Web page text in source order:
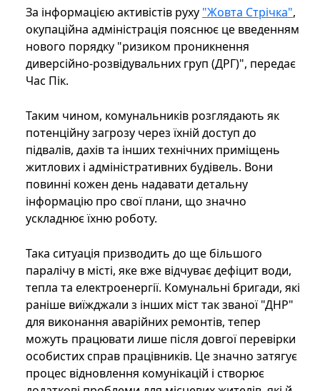
За інформацією активістів руху "Жовта Стрічка",
окупаційна адміністрація пояснює це введенням
нового порядку "ризиком проникнення
диверсійно-розвідувальних груп (ДРГ)", передає
Час Пік.
Таким чином, комунальників розглядають як
потенційну загрозу через їхній доступ до
підвалів, дахів та інших технічних приміщень
житлових і адміністративних будівель. Вони
повинні кожен день надавати детальну
інформацію про свої плани, що значно
ускладнює їхню роботу.
Така ситуація призводить до ще більшого
паралічу в місті, яке вже відчуває дефіцит води,
тепла та електроенергії. Комунальні бригади, які
раніше виїжджали з інших міст так званої "ДНР"
для виконання аварійних ремонтів, тепер
можуть працювати лише після довгої перевірки
особистих справ працівників. Це значно затягує
процес відновлення комунікацій і створює